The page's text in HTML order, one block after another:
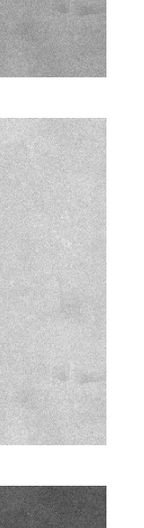
заДСТУ Б EN
про
виданим
(Німеччина)
усього
щебінь, який
його
(Німеччина) —
у сфері
пластичність
розподілу
за
щільна,
що
і довговічність
відтавання — без
Це критично